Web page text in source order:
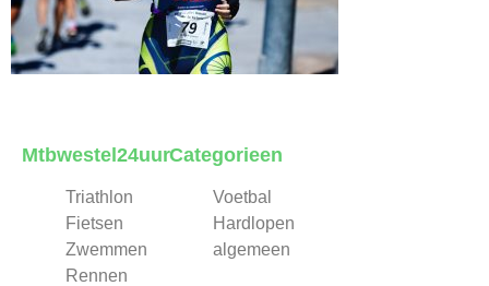
Mtbwestel24uur
Triathlon
Fietsen
Zwemmen
Rennen
Categorieen
Voetbal
Hardlopen
algemeen